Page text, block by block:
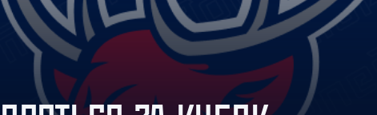
Амур
Барыс
Салават Юлаев
Сибирь